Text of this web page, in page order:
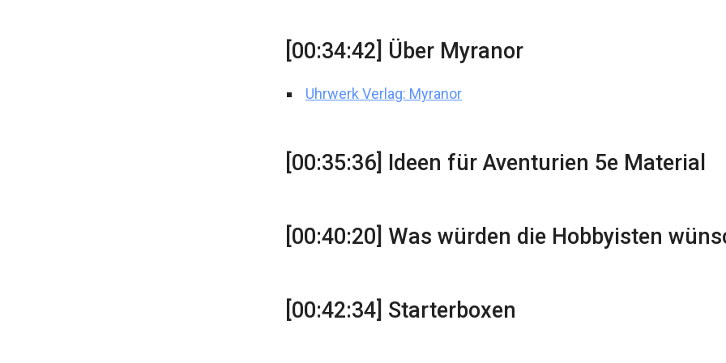
[00:34:42] Über Myranor
Uhrwerk Verlag: Myranor
[00:35:36] Ideen für Aventurien 5e Material
[00:40:20] Was würden die Hobbyisten
[00:42:34] Starterboxen